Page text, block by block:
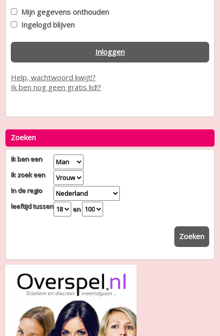
Mijn gegevens onthouden
Ingelogd blijven
Inloggen
Help, wachtwoord kwijt!?
Ik ben nog geen gratis lid!?
Zoeken
Ik ben een
Ik zoek een
In de regio
leeftijd tussen
en
Zoeken